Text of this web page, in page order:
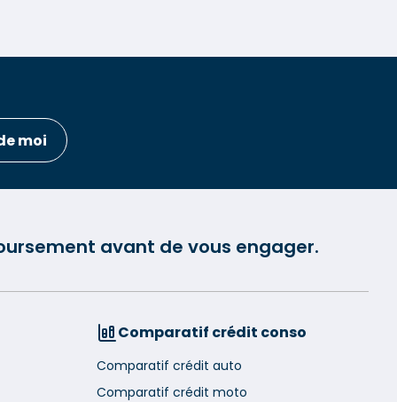
moi
avant de vous engager.
Comparatif crédit conso
Comparatif crédit auto
Comparatif crédit moto